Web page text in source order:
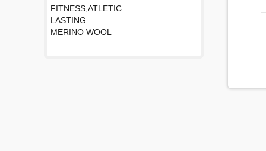
FITNESS,ATLETIC
LASTING
MERINO WOOL